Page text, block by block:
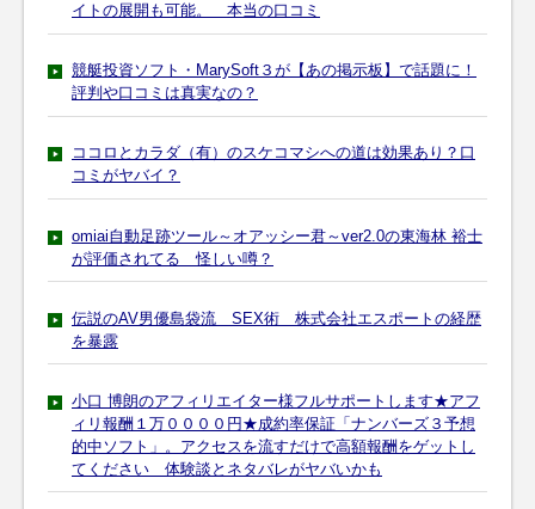
イトの展開も可能。 本当の口コミ
競艇投資ソフト・MarySoft３が【あの掲示板】で話題に！
評判や口コミは真実なの？
ココロとカラダ（有）のスケコマシへの道は効果あり？口
コミがヤバイ？
omiai自動足跡ツール～オアッシー君～ver2.0の東海林 裕士
が評価されてる 怪しい噂？
伝説のAV男優島袋流 SEX術 株式会社エスポートの経歴
を暴露
小口 博朗のアフィリエイター様フルサポートします★アフ
ィリ報酬１万００００円★成約率保証「ナンバーズ３予想
的中ソフト」。アクセスを流すだけで高額報酬をゲットし
てください 体験談とネタバレがヤバいかも